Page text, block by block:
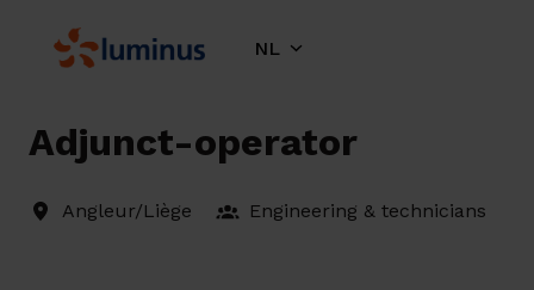
content
Homepagina NL
Adjunct-operator
Angleur/Liège Engineering & technicians